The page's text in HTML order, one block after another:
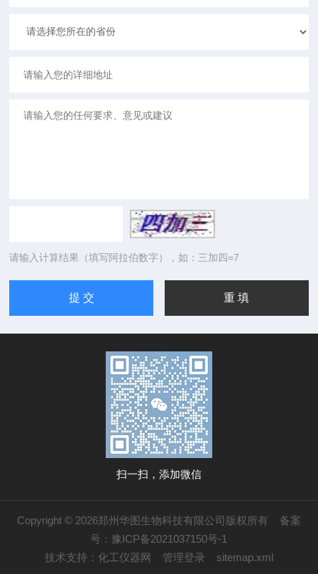
请输入计算结果（填写阿拉伯数字），如：三加四=7
扫一扫，添加微信
Copyright © 2026郑州华图生物科技有限公司版权所有 备案
号：豫ICP备2021037150号-1
技术支持： 化工仪器网 管理登录 sitemap.xml